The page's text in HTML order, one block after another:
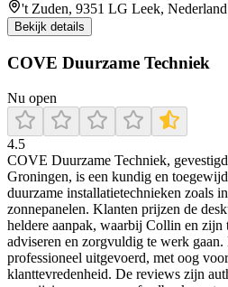
't Zuden, 9351 LG Leek, Nederland
Bekijk details
COVE Duurzame Techniek
Nu open
4.5
COVE Duurzame Techniek,
Groningen, is een kundig en
duurzame installatietechnieken zoals
zonnepanelen. Klanten prijzen de
heldere aanpak, waarbij Collin en
adviseren en zorgvuldig te werk
professioneel uitgevoerd, met oog
klanttevredenheid. De reviews zijn